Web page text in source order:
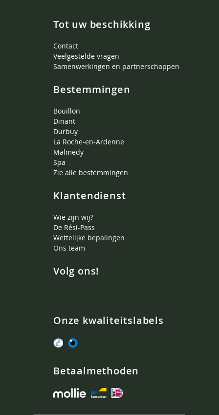
Tot uw beschikking
Contact
Veelgestelde vragen
Samenwerkingen en partnerschappen
Bestemmingen
Bouillon
Dinant
Durbuy
La Roche-en-Ardenne
Malmedy
Spa
Zie alle bestemmingen
Klantendienst
Wie zijn wij?
De Rési-Pass
Wettelijke bepalingen
Ons team
Volg ons!
Onze kwaliteitslabels
Betaalmethoden